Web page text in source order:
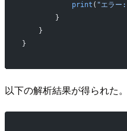
            print
( "エラー:
        }
    }
}
以下の解析結果が得られた。